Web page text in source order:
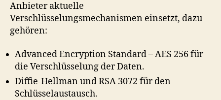
Anbieter aktuelle
Verschlüsselungsmechanismen einsetzt, dazu
gehören:
Advanced Encryption Standard – AES 256 für
die Verschlüsselung der Daten.
Diffie-Hellman und RSA 3072 für den
Schlüsselaustausch.